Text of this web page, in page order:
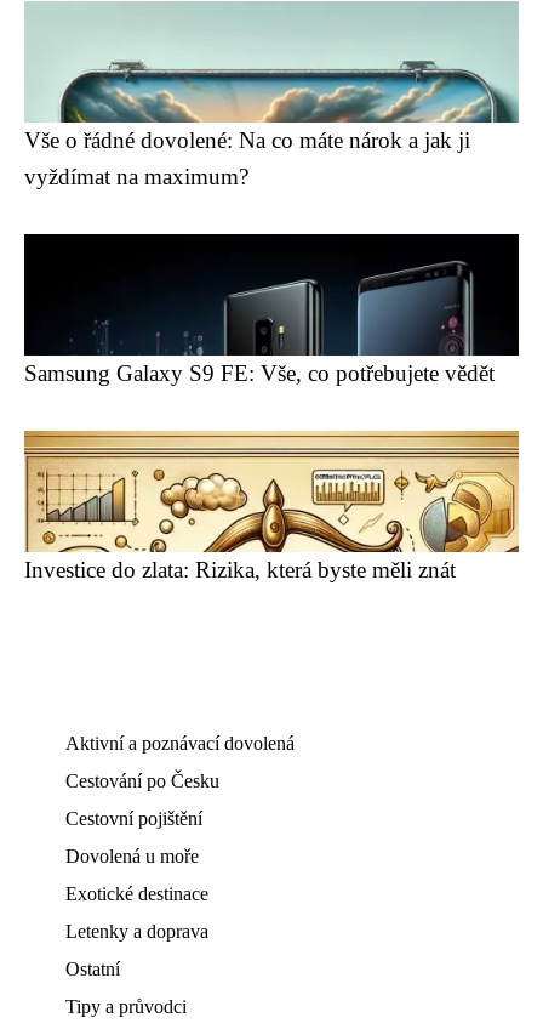
Vše o řádné dovolené: Na co máte nárok a jak ji
vyždímat na maximum?
Samsung Galaxy S9 FE: Vše, co potřebujete vědět
Investice do zlata: Rizika, která byste měli znát
Aktivní a poznávací dovolená
Cestování po Česku
Cestovní pojištění
Dovolená u moře
Exotické destinace
Letenky a doprava
Ostatní
Tipy a průvodci